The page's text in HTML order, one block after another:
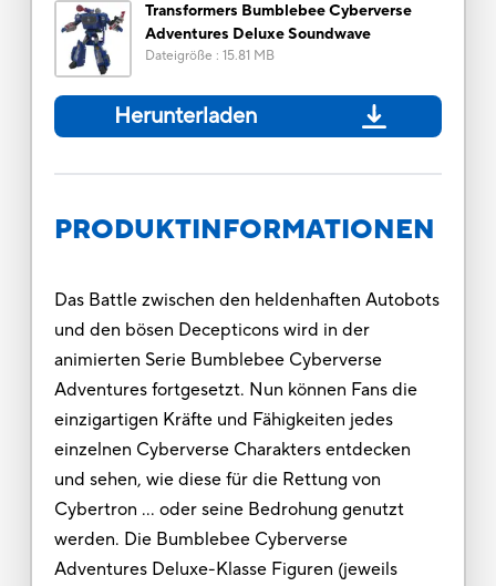
Transformers Bumblebee Cyberverse
Adventures Deluxe Soundwave
Dateigröße : 15.81 MB
Herunterladen
PRODUKTINFORMATIONEN
Das Battle zwischen den heldenhaften Autobots
und den bösen Decepticons wird in der
animierten Serie Bumblebee Cyberverse
Adventures fortgesetzt. Nun können Fans die
einzigartigen Kräfte und Fähigkeiten jedes
einzelnen Cyberverse Charakters entdecken
und sehen, wie diese für die Rettung von
Cybertron … oder seine Bedrohung genutzt
werden. Die Bumblebee Cyberverse
Adventures Deluxe-Klasse Figuren (jeweils